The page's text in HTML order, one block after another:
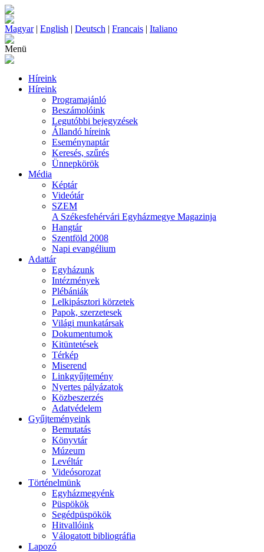
Magyar| English | Deutsch | Francais | Italiano
Menü
Híreink
Híreink
Programajánló
Beszámolóink
Legutóbbi bejegyzések
Állandó híreink
Eseménynaptár
Keresés, szűrés
Ünnepkörök
Média
Képtár
Videótár
SZEM
A Székesfehérvári Egyházmegye Magazinja
Hangtár
Szentföld 2008
Napi evangélium
Adattár
Egyházunk
Intézmények
Plébániák
Lelkipásztori körzetek
Papok, szerzetesek
Világi munkatársak
Dokumentumok
Kitüntetések
Térkép
Miserend
Linkgyűjtemény
Nyertes pályázatok
Közbeszerzés
Adatvédelem
Gyűjteményeink
Bemutatás
Könyvtár
Múzeum
Levéltár
Videósorozat
Történelmünk
Egyházmegyénk
Püspökök
Segédpüspökök
Hitvallóink
Válogatott bibliográfia
Lapozó